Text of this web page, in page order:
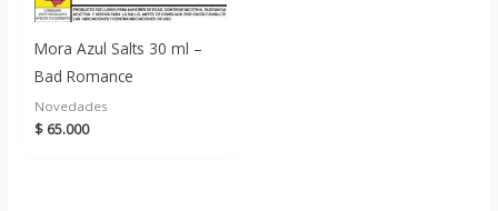
Mora Azul Salts 30 ml –
Bad Romance
Novedades
$ 65.000